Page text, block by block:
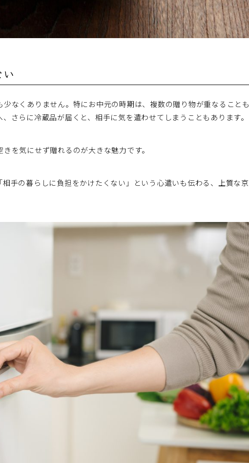
なくありません。特にお中元の時期は、複数の贈り物が重なること
さらに冷蔵品が届くと、相手に気を遣わせてしまうこともあります。
を気にせず贈れるのが大きな魅力です。
手の暮らしに負担をかけたくない」という心遣いも伝わる、上質な京